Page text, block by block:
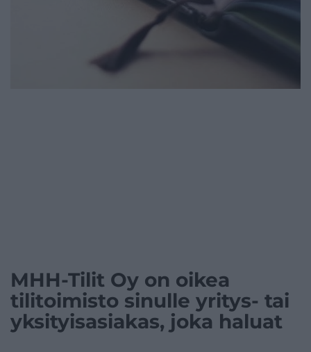
MHH-Tilit Oy on oikea
tilitoimisto sinulle yritys- tai
yksityisasiakas, joka haluat